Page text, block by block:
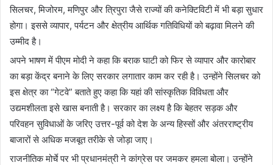
सिलचर, मिजोरम, मणिपुर और त्रिपुरा जैसे राज्यों की कनेक्टिविटी में भी बड़ा सुधार
होगा। इससे व्यापार, पर्यटन और क्षेत्रीय आर्थिक गतिविधियों को बढ़ावा मिलने की
उम्मीद है।
अपने भाषण में पीएम मोदी ने कहा कि बराक घाटी को फिर से व्यापार और कारोबार
का बड़ा केंद्र बनाने के लिए सरकार लगातार काम कर रही है। उन्होंने सिलचर को
इस क्षेत्र का “गेटवे” बताते हुए कहा कि यहां की सांस्कृतिक विविधता और
उद्यमशीलता इसे खास बनाती है। सरकार का लक्ष्य है कि बेहतर सड़क और
परिवहन सुविधाओं के जरिए उत्तर-पूर्व को देश के अन्य हिस्सों और अंतरराष्ट्रीय
बाजारों से अधिक मजबूत तरीके से जोड़ा जाए।
राजनीतिक मोर्चे पर भी प्रधानमंत्री ने कांग्रेस पर जमकर हमला बोला। उन्होंने